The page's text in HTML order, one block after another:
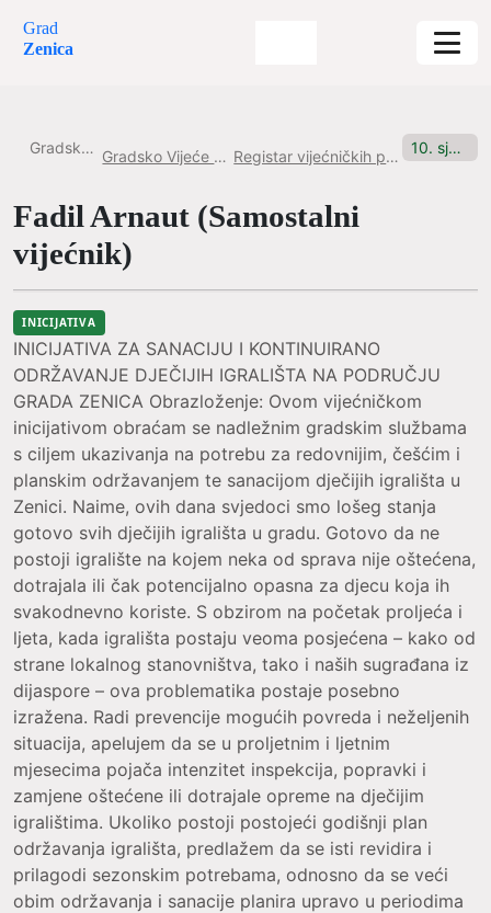
Grad
Zenica
Gradska uprava Gradsko Vijeće Grada Zenice Registar vijećničkih pitanja i inicijativa 10. sjednica, 31.07.2025. Inicijativa br. 8
Fadil Arnaut (Samostalni
vijećnik)
INICIJATIVA
INICIJATIVA ZA SANACIJU I KONTINUIRANO
ODRŽAVANJE DJEČIJIH IGRALIŠTA NA PODRUČJU
GRADA ZENICA Obrazloženje: Ovom vijećničkom
inicijativom obraćam se nadležnim gradskim službama
s ciljem ukazivanja na potrebu za redovnijim, češćim i
planskim održavanjem te sanacijom dječijih igrališta u
Zenici. Naime, ovih dana svjedoci smo lošeg stanja
gotovo svih dječijih igrališta u gradu. Gotovo da ne
postoji igralište na kojem neka od sprava nije oštećena,
dotrajala ili čak potencijalno opasna za djecu koja ih
svakodnevno koriste. S obzirom na početak proljeća i
ljeta, kada igrališta postaju veoma posjećena – kako od
strane lokalnog stanovništva, tako i naših sugrađana iz
dijaspore – ova problematika postaje posebno
izražena. Radi prevencije mogućih povreda i neželjenih
situacija, apelujem da se u proljetnim i ljetnim
mjesecima pojača intenzitet inspekcija, popravki i
zamjene oštećene ili dotrajale opreme na dječijim
igralištima. Ukoliko postoji postojeći godišnji plan
održavanja igrališta, predlažem da se isti revidira i
prilagodi sezonskim potrebama, odnosno da se veći
obim održavanja i sanacije planira upravo u periodima